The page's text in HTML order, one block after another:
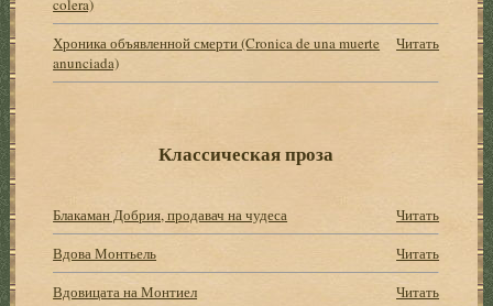
colera)
Хроника объявленной смерти (Cronica de una muerte
anunciada)
Читать
Классическая проза
Блакаман Добрия, продавач на чудеса
Читать
Вдова Монтьель
Читать
Вдовицата на Монтиел
Читать